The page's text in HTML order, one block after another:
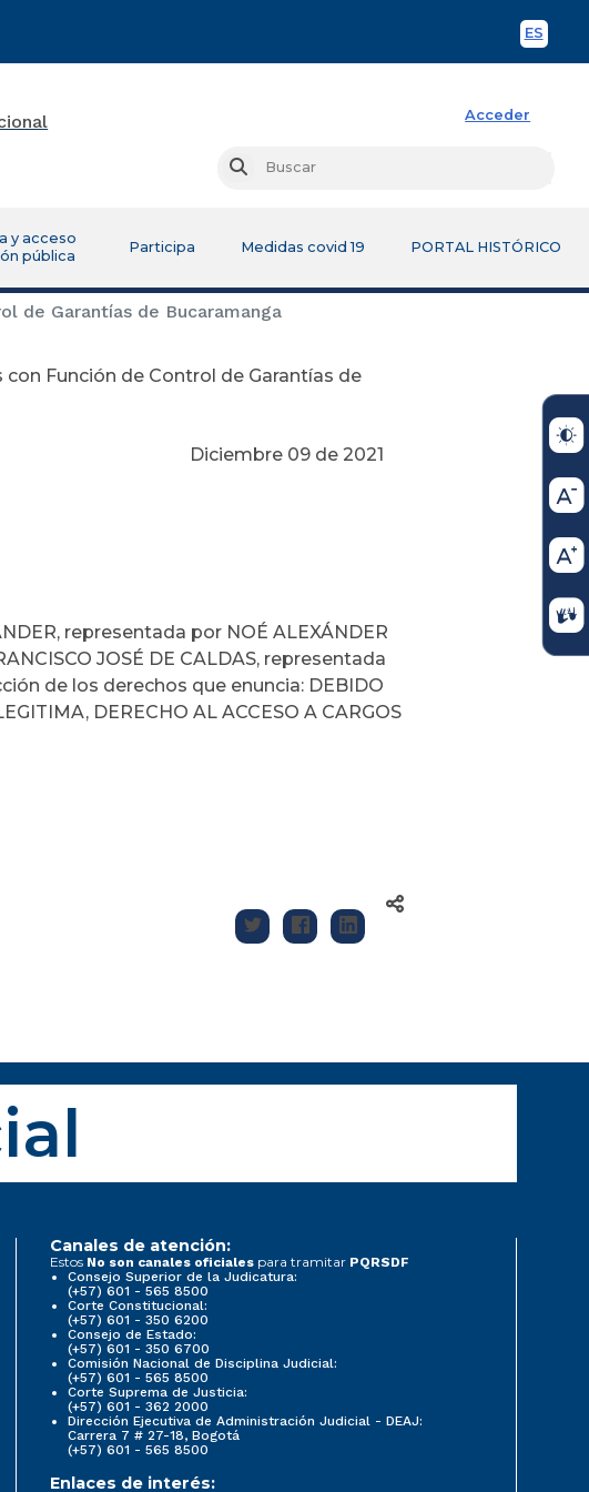
ES
Acceder
Buscar
y acceso
pública
Participa Medidas covid 19 PORTAL HISTÓRICO
de Garantías de Bucaramanga
Función de Control de Garantías de
de 2021
representada por NOÉ ALEXÁNDER
JOSÉ DE CALDAS, representada
de los derechos que enuncia: DEBIDO
DERECHO AL ACCESO A CARGOS
Canales de atención:
Estos No son canales oficiales para tramitar PQRSDF
Consejo Superior de la Judicatura:
(+57) 601 - 565 8500
Corte Constitucional:
(+57) 601 - 350 6200
Consejo de Estado:
(+57) 601 - 350 6700
Comisión Nacional de Disciplina Judicial:
(+57) 601 - 565 8500
Corte Suprema de Justicia:
(+57) 601 - 362 2000
Dirección Ejecutiva de Administración Judicial - DEAJ:
Carrera 7 # 27-18, Bogotá
(+57) 601 - 565 8500
Enlaces de interés: